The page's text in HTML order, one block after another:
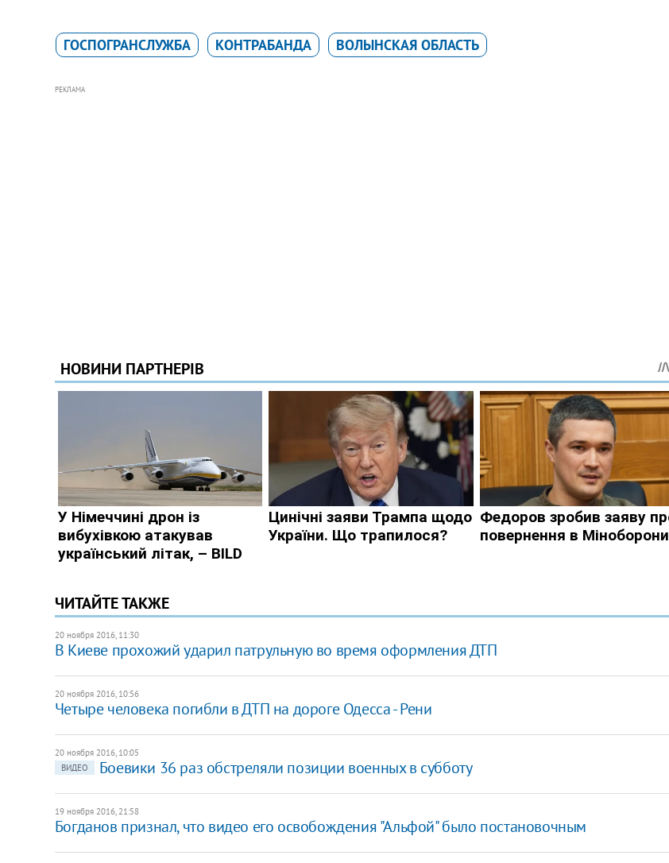
ГОСПОГРАНСЛУЖБА КОНТРАБАНДА ВОЛЫНСКАЯ ОБЛАСТЬ
РЕКЛАМА
ЧИТАЙТЕ ТАКЖЕ
20 ноября 2016, 11:30
В Киеве прохожий ударил патрульную во время оформления ДТП
20 ноября 2016, 10:56
Четыре человека погибли в ДТП на дороге Одесса - Рени
20 ноября 2016, 10:05
ВИДЕО
​Боевики 36 раз обстреляли позиции военных в субботу
19 ноября 2016, 21:58
Богданов признал, что видео его освобождения "Альфой" было постановочным